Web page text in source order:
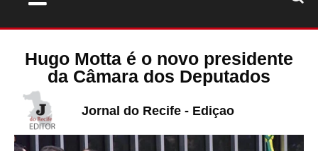
Hugo Motta é o novo presidente
da Câmara dos Deputados
Jornal do Recife - Ediçao